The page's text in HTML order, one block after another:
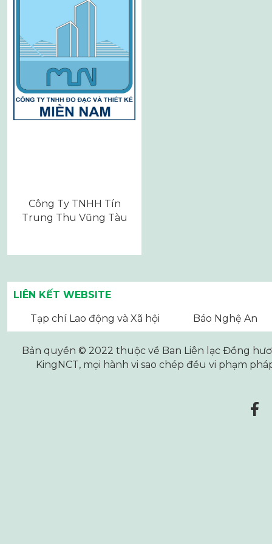
Công Ty TNHH Tín
Trung Thu Vũng Tàu
LIÊN KẾT WEBSITE
Tạp chí Lao động và Xã hội Báo Nghệ An
Bản quyền © 2022 thuộc về Ban Liên lạc Đồng
KingNCT, mọi hành vi sao chép đều vi phạm